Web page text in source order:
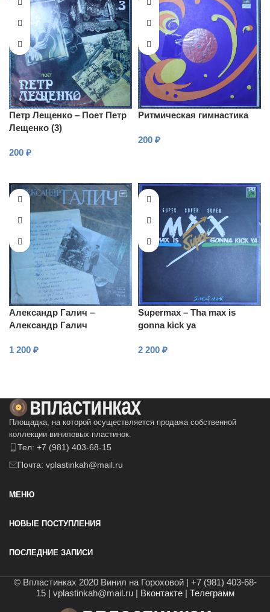
Петр Лещенко – Поет Петр
Лещенко (3)
200 ₽
Ритмическая гимнастика
200 ₽
Александр Галич –
Александр Галич
1 200 ₽
Supermax – Tha max is
gonna kick ya
2 200 ₽
Площадка, на которой осуществляется продажа собственной
коллекции виниловых пластинок.
Тел: +7 (981) 403-68-15
Почта: vplastinkah@mail.ru
МЕНЮ
НОВЫЕ ПОСТУПЛЕНИЯ
ПОСЛЕДНИЕ ЗАПИСИ
© Впластинках 2020 Винил на Гороховой | +7 (981) 403-68-
15 | vplastinkah@mail.ru | Вконтакте| Телеграмм